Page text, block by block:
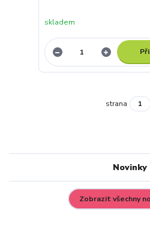
skladem
strana
Novinky
Zobrazit všechny